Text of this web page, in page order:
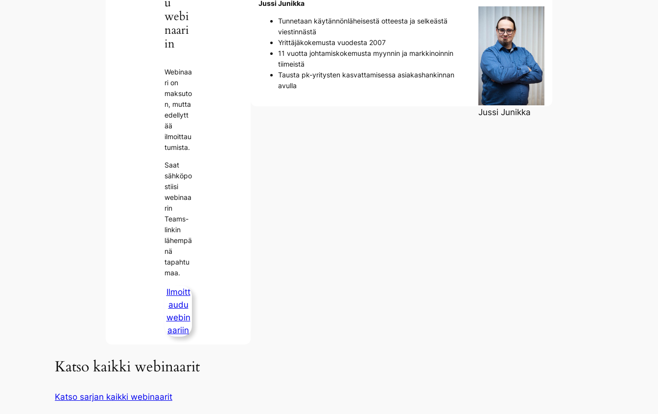
webi
naari
in
Webinaa
ri on
maksuto
n, mutta
edellytt
ää
ilmoittau
tumista.
Saat
sähköpo
stiisi
webinaa
rin
Teams-
linkin
lähempä
nä
tapahtu
maa.
Ilmoitt
audu
webin
aariin
Jussi Junikka
Jussi Junikka
Tunnetaan käytännönläheisestä otteesta ja selkeästä
viestinnästä
Yrittäjäkokemusta vuodesta 2007
11 vuotta johtamiskokemusta myynnin ja markkinoinnin
tiimeistä
Tausta pk-yritysten kasvattamisessa asiakashankinnan
avulla
Katso kaikki webinaarit
Katso sarjan kaikki webinaarit